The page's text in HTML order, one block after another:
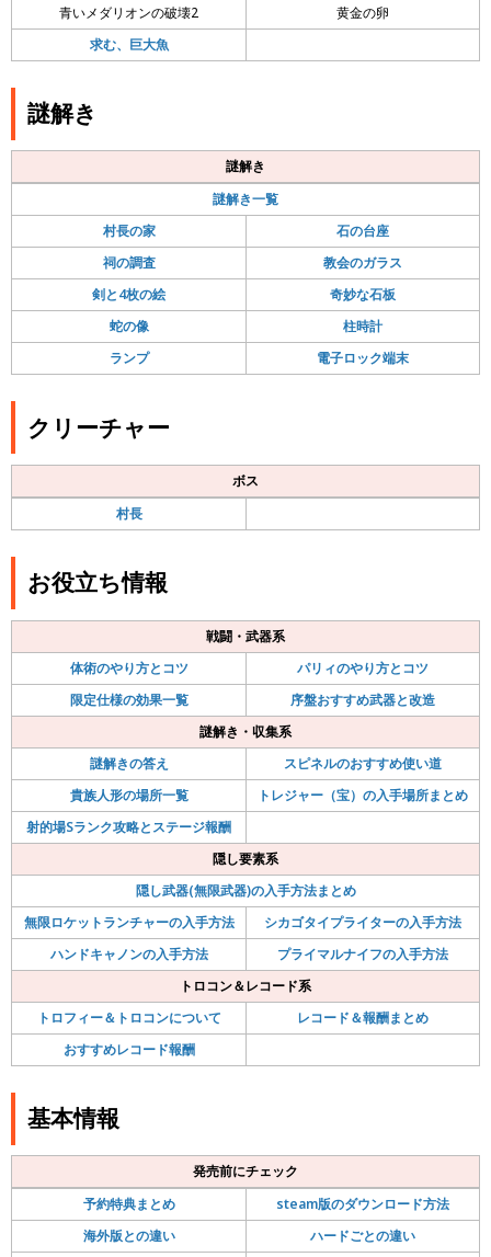
青いメダリオンの破壊2
黄金の卵
求む、巨大魚
謎解き
謎解き
謎解き一覧
村長の家
石の台座
祠の調査
教会のガラス
剣と4枚の絵
奇妙な石板
蛇の像
柱時計
ランプ
電子ロック端末
クリーチャー
ボス
村長
お役立ち情報
戦闘・武器系
体術のやり方とコツ
パリィのやり方とコツ
限定仕様の効果一覧
序盤おすすめ武器と改造
謎解き・収集系
謎解きの答え
スピネルのおすすめ使い道
貴族人形の場所一覧
トレジャー（宝）の入手場所まとめ
射的場Sランク攻略とステージ報酬
隠し要素系
隠し武器(無限武器)の入手方法まとめ
無限ロケットランチャーの入手方法
シカゴタイプライターの入手方法
ハンドキャノンの入手方法
プライマルナイフの入手方法
トロコン＆レコード系
トロフィー＆トロコンについて
レコード＆報酬まとめ
おすすめレコード報酬
基本情報
発売前にチェック
予約特典まとめ
steam版のダウンロード方法
海外版との違い
ハードごとの違い